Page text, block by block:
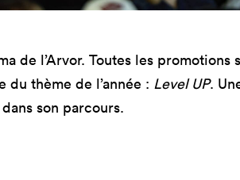
de l’Arvor. Toutes les promotions
thème de l’année : Level UP.
son parcours.
IA &
Masterclass
Création digitale